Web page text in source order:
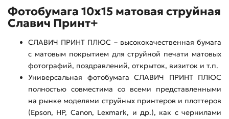
Фотобумага 10х15 матовая струйная
Славич Принт+
СЛАВИЧ ПРИНТ ПЛЮС – высококачественная бумага
с матовым покрытием для струйной печати матовых
фотографий, поздравлений, открыток, визиток и т.п.
Универсальная фотобумага СЛАВИЧ ПРИНТ ПЛЮС
полностью совместима со всеми представленными
на рынке моделями струйных принтеров и плоттеров
(Epson, HP, Canon, Lexmark, и др.), как с чернилами